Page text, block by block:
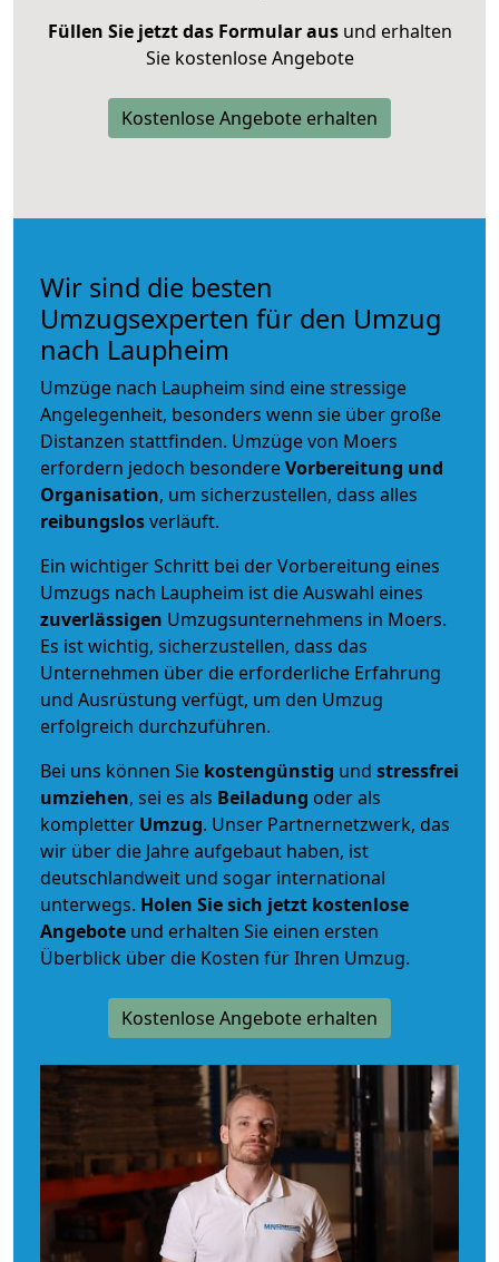
Füllen Sie jetzt das Formular ausund erhalten
Sie kostenlose Angebote
Kostenlose Angebote erhalten
Wir sind die besten
Umzugsexperten für den Umzug
nach Laupheim
Umzüge nach Laupheim sind eine stressige
Angelegenheit, besonders wenn sie über große
Distanzen stattfinden. Umzüge von Moers
erfordern jedoch besondereVorbereitung und
Organisation, um sicherzustellen, dass alles
reibungslosverläuft.
Ein wichtiger Schritt bei der Vorbereitung eines
Umzugs nach Laupheim ist die Auswahl eines
zuverlässigen Umzugsunternehmens in Moers.
Es ist wichtig, sicherzustellen, dass das
Unternehmen über die erforderliche Erfahrung
und Ausrüstung verfügt, um den Umzug
erfolgreich durchzuführen.
Bei uns können Sie kostengünstig und stressfrei
umziehen, sei es als Beiladung oder als
kompletter Umzug. Unser Partnernetzwerk, das
wir über die Jahre aufgebaut haben, ist
deutschlandweit und sogar international
unterwegs. Holen Sie sich jetzt kostenlose
Angebote und erhalten Sie einen ersten
Überblick über die Kosten für Ihren Umzug.
Kostenlose Angebote erhalten